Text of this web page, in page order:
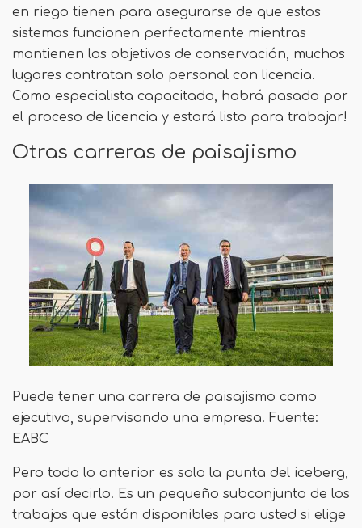
en riego tienen para asegurarse de que estos
sistemas funcionen perfectamente mientras
mantienen los objetivos de conservación, muchos
lugares contratan solo personal con licencia.
Como especialista capacitado, habrá pasado por
el proceso de licencia y estará listo para trabajar!
Otras carreras de paisajismo
Puede tener una carrera de paisajismo como
ejecutivo, supervisando una empresa. Fuente:
EABC
Pero todo lo anterior es solo la punta del iceberg,
por así decirlo. Es un pequeño subconjunto de los
trabajos que están disponibles para usted si elige